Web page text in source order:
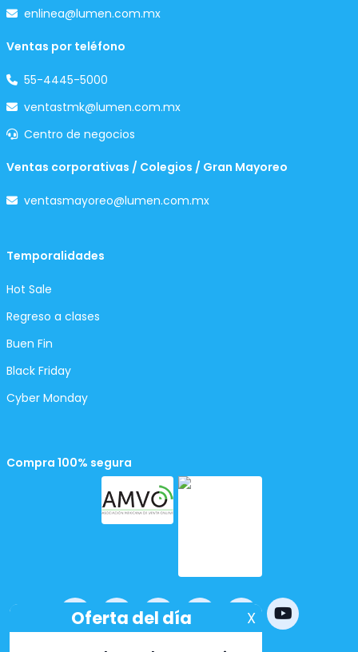
enlinea@lumen.com.mx
Ventas por teléfono
55-4445-5000
ventastmk@lumen.com.mx
Centro de negocios
Ventas corporativas / Colegios / Gran Mayoreo
ventasmayoreo@lumen.com.mx
Temporalidades
Hot Sale
Regreso a clases
Buen Fin
Black Friday
Cyber Monday
Compra 100% segura